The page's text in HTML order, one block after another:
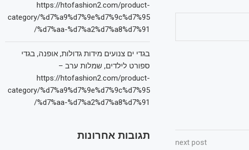
next post
https://htofashion2.com/product-
category/%d7%a9%d7%9e%d7%9c%d7%95
%d7%aa-%d7%a2%d7%a8%d7%91/
בגדי ים צנועים מידות גדולות, אופנה, בגדי
ספורט לילדים, שמלות ערב –
https://htofashion2.com/product-
category/%d7%a9%d7%9e%d7%9c%d7%95
%d7%aa-%d7%a2%d7%a8%d7%91/
תגובות אחרונות